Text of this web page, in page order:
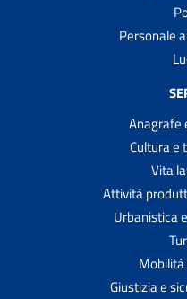
Personale
Anagrafe
Cultura e
Vita
Attività
Urbanistica
Giustizia e